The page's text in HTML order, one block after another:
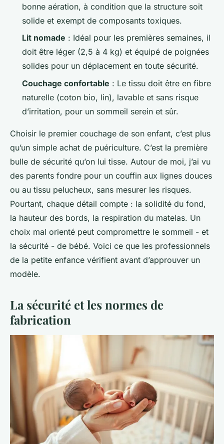
bonne aération, à condition que la structure soit
solide et exempt de composants toxiques.
Lit nomade : Idéal pour les premières semaines, il
doit être léger (2,5 à 4 kg) et équipé de poignées
solides pour un déplacement en toute sécurité.
Couchage confortable : Le tissu doit être en fibre
naturelle (coton bio, lin), lavable et sans risque
d’irritation, pour un sommeil serein et sûr.
Choisir le premier couchage de son enfant, c’est plus
qu’un simple achat de puériculture. C’est la première
bulle de sécurité qu’on lui tisse. Autour de moi, j’ai vu
des parents fondre pour un couffin aux lignes douces
ou au tissu pelucheux, sans mesurer les risques.
Pourtant, chaque détail compte : la solidité du fond,
la hauteur des bords, la respiration du matelas. Un
choix mal orienté peut compromettre le sommeil - et
la sécurité - de bébé. Voici ce que les professionnels
de la petite enfance vérifient avant d’approuver un
modèle.
La sécurité et les normes de
fabrication